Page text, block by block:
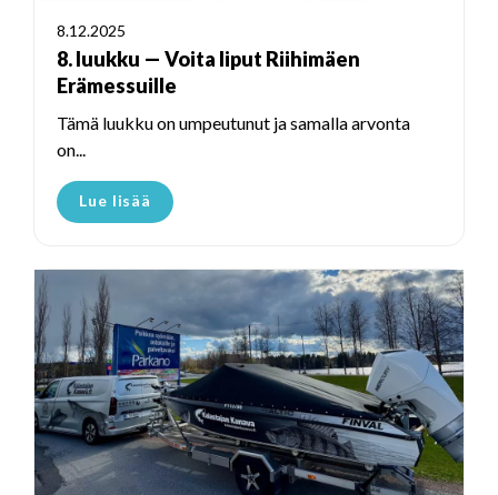
8.12.2025
8. luukku — Voita liput Riihimäen
Erämessuille
Tämä luukku on umpeutunut ja samalla arvonta
on...
Lue lisää